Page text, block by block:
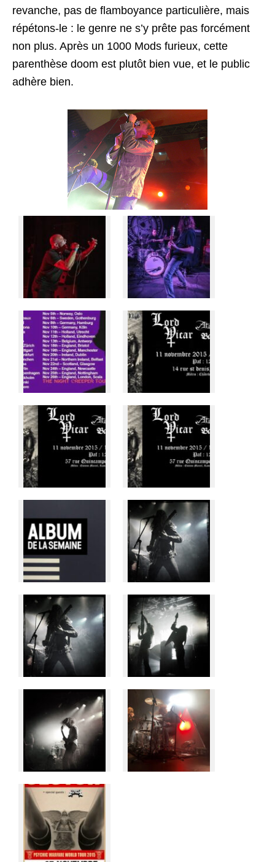
revanche, pas de flamboyance particulière, mais
répétons-le : le genre ne s’y prête pas forcément
non plus. Après un 1000 Mods furieux, cette
parenthèse doom est plutôt bien vue, et le public
adhère bien.